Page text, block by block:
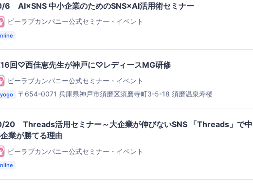
6 AI×SNS 中小企業のためのSNS×AI活用術セミナー
ビーラブカンパニー公式セミナー・イベント
回♡西佳恵先生が神戸に♡レディースMG研修
ビーラブカンパニー公式セミナー・イベント
〒654-0071 兵庫県神戸市須磨区須磨寺町3-5-18 須磨温泉寿楼
20 Threads活用セミナー～大企業が伸びないSNS 「Threads」で中
業が勝てる理由
ビーラブカンパニー公式セミナー・イベント